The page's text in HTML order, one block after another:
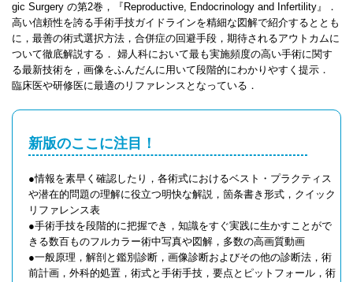
gic Surgery の第2巻，『Reproductive, Endocrinology and Infertility』．
高い信頼性を誇る手術手技ガイドラインを精細な図解で紹介するととも
に，最善の術式選択方法，合併症の回避手段，期待されるアウトカムに
ついて徹底解説する． 婦人科において最も実施頻度の高い手術に関す
る最新技術を，画像をふんだんに用いて段階的にわかりやすく提示．
臨床医や研修医に最適のリファレンスとなっている．
新版のここに注目！
●情報を素早く確認したり，各術式におけるベスト・プラクティス
や潜在的問題の理解に役立つ明快な解説，箇条書き形式，クイック
リファレンス表
●手術手技を段階的に把握でき，知識をすぐ実践に生かすことがで
きる数百ものフルカラー術中写真や図解，多数の高画質動画
●一般原理，解剖と鑑別診断，画像診断およびその他の診断法，術
前計画，外科的処置，術式と手術手技，要点とピットフォール，術